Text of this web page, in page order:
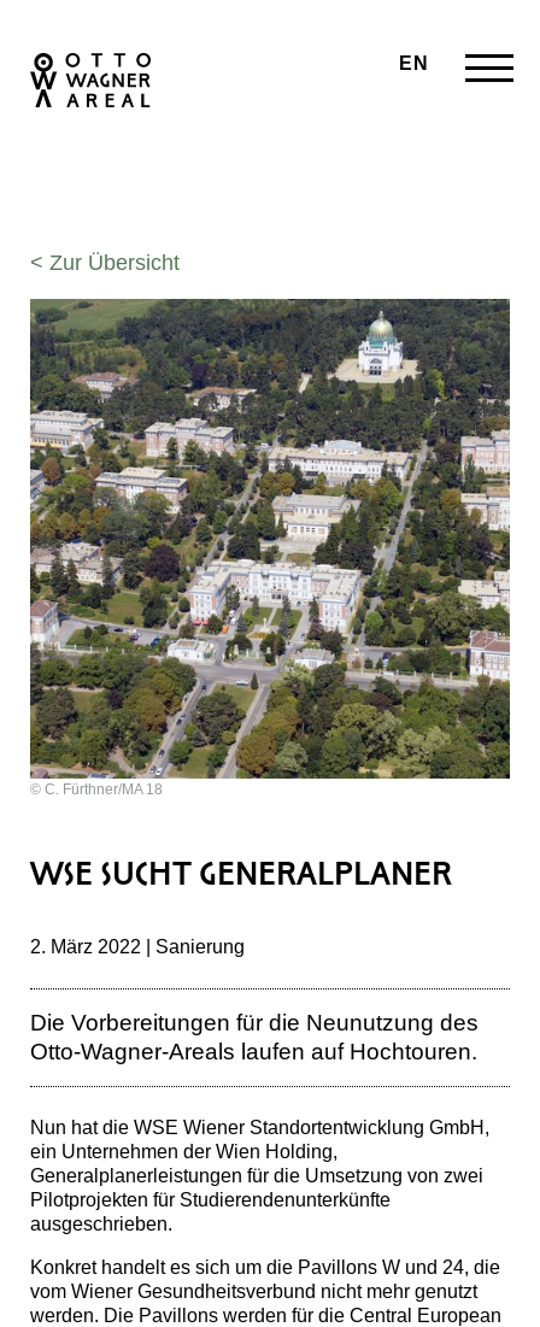
EN
< Zur Übersicht
© C. Fürthner/MA 18
WSE SUCHT GENERALPLANER
2. März 2022 | Sanierung
Die Vorbereitungen für die Neunutzung des
Otto-Wagner-Areals laufen auf Hochtouren.
Nun hat die WSE Wiener Standortentwicklung GmbH,
ein Unternehmen der Wien Holding,
Generalplanerleistungen für die Umsetzung von zwei
Pilotprojekten für Studierendenunterkünfte
ausgeschrieben.
Konkret handelt es sich um die Pavillons W und 24, die
vom Wiener Gesundheitsverbund nicht mehr genutzt
werden. Die Pavillons werden für die Central European